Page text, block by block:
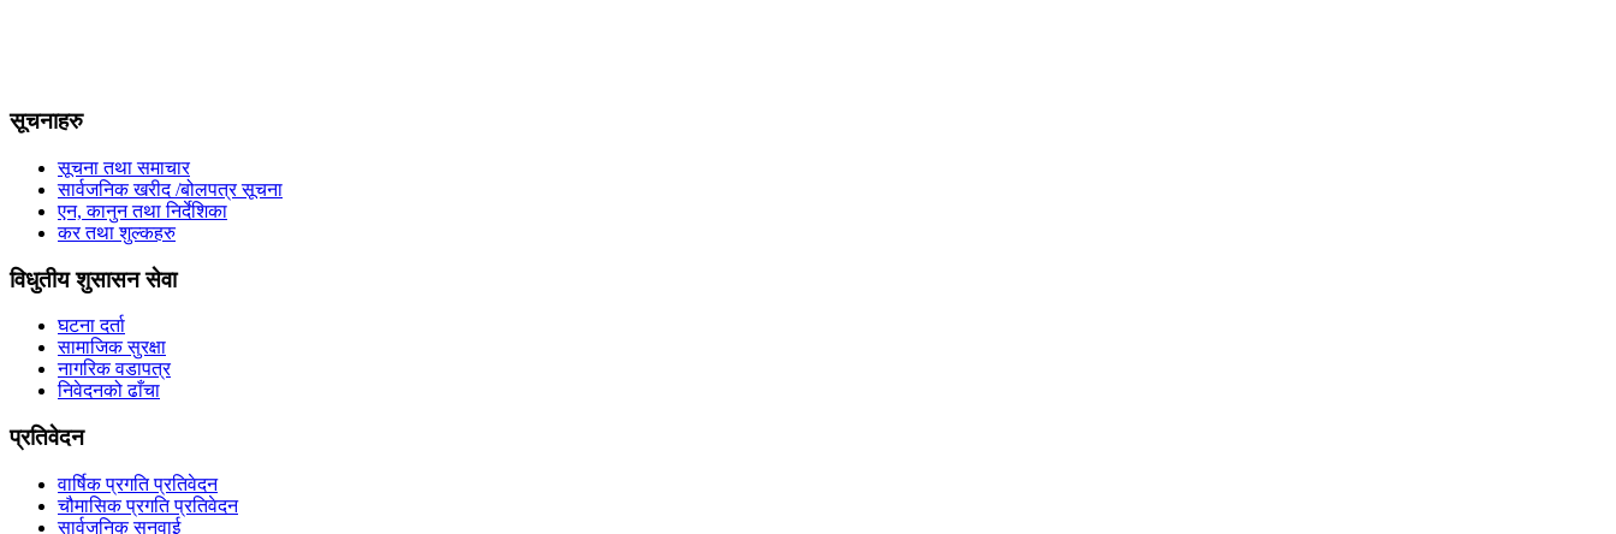
सूचनाहरु
सूचना तथा समाचार
सार्वजनिक खरीद /बोलपत्र सूचना
एन, कानुन तथा निर्देशिका
कर तथा शुल्कहरु
विधुतीय शुसासन सेवा
घटना दर्ता
सामाजिक सुरक्षा
नागरिक वडापत्र
निवेदनको ढाँचा
प्रतिवेदन
वार्षिक प्रगति प्रतिवेदन
चौमासिक प्रगति प्रतिवेदन
सार्वजनिक सुनुवाई